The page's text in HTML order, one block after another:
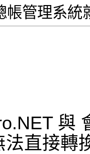
帳管理系統
與
法直接轉